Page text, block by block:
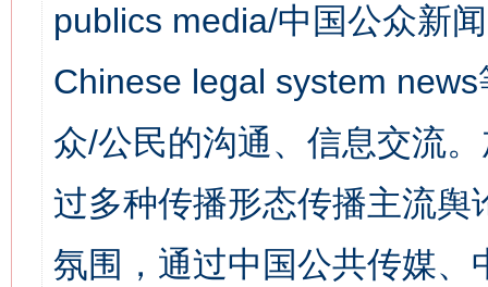
publics media/中国公众新
Chinese legal system
众/公民的沟通、信息交流
过多种传播形态传播主流
氛围，通过中国公共传媒